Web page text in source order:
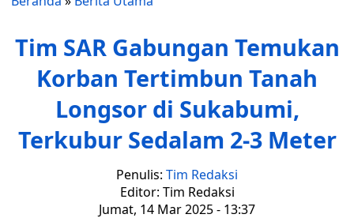
Tim SAR Gabungan Temukan
Korban Tertimbun Tanah
Longsor di Sukabumi,
Terkubur Sedalam 2-3 Meter
Penulis: Tim Redaksi
Editor: Tim Redaksi
Jumat, 14 Mar 2025 - 13:37